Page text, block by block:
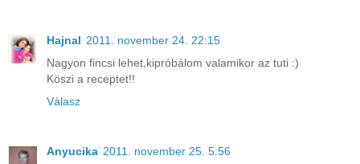
Hajnal 2011. november 24. 22:15
Nagyon fincsi lehet,kipróbálom valamikor az tuti :)
Köszi a receptet!!
Válasz
Anyucika 2011. november 25. 5:56